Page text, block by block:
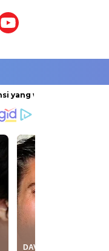
wajib dikuasai Guru